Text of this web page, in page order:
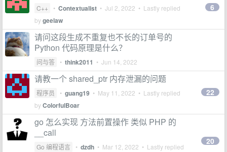
C++ • Contextualist • Jul 2, 2022 • Lastly replied
bygeelaw
6
请问这段生成不重复也不长的订单号的
Python 代码原理是什么？
问与答 • think2011 • Jun 14, 2022
请教一个 shared_ptr 内存泄漏的问题
程序员 • guang19 • May 11, 2022 • Lastly replied
byColorfulBoar
22
go 怎么实现 方法前置操作 类似 PHP 的
__call
Go 编程语言 • dzdh • Mar 12, 2022 • Lastly replied
20